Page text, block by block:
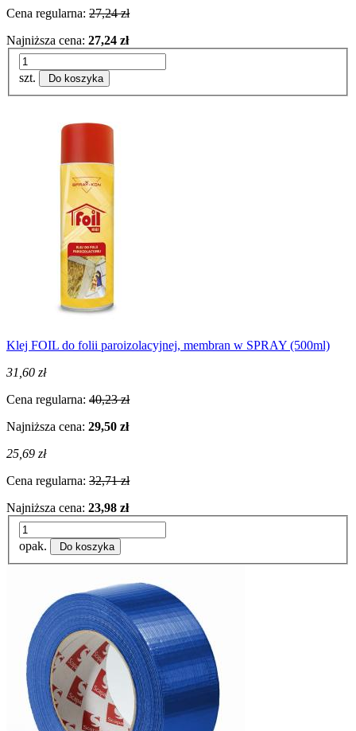
Cena regularna: 27,24 zł
Najniższa cena: 27,24 zł
szt. Do koszyka
Klej FOIL do folii paroizolacyjnej, membran w SPRAY (500ml)
31,60 zł
Cena regularna: 40,23 zł
Najniższa cena: 29,50 zł
25,69 zł
Cena regularna: 32,71 zł
Najniższa cena: 23,98 zł
opak. Do koszyka